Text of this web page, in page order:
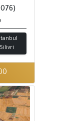
Silivri